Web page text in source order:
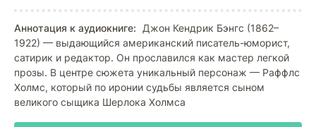
Аннотация к аудиокниге:
Джон Кендрик Бэнгс (1862–
1922) — выдающийся американский писатель-юморист,
сатирик и редактор. Он прославился как мастер легкой
прозы. В центре сюжета уникальный персонаж — Раффлс
Холмс, который по иронии судьбы является сыном
великого сыщика Шерлока Холмса